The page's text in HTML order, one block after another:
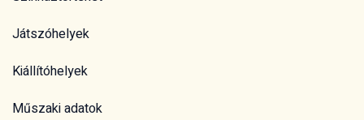
Játszóhelyek
Kiállítóhelyek
Műszaki adatok